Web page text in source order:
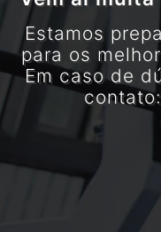
Estamos
para os
Em caso de